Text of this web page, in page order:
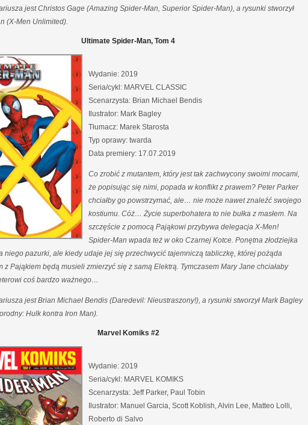
jest Christos Gage (Amazing Spider-Man, Superior Spider-Man), a rysunki stworzył
(X-Men Unlimited).
Ultimate Spider-Man, Tom 4
Wydanie: 2019
Seria/cykl: MARVEL CLASSIC
Scenarzysta: Brian Michael Bendis
Ilustrator: Mark Bagley
Tłumacz: Marek Starosta
Typ oprawy: twarda
Data premiery: 17.07.2019
Co zrobić z mutantem, który jest tak zachwycony swoimi mocami,
że popisując się nimi, popada w konflikt z prawem? Peter Parker
chciałby go powstrzymać, ale… nie może nawet znaleźć swojego
kostiumu. Cóż… Życie superbohatera to nie bułka z masłem. Na
szczęście z pomocą Pająkowi przybywa delegacja X-Men!
Spider-Man wpada też w oko Czarnej Kotce. Ponętna złodziejka
niego pazurki, ale kiedy udaje jej się przechwycić tajemniczą tabliczkę, której pożąda
z Pająkiem będą musieli zmierzyć się z samą Elektrą. Tymczasem Mary Jane chciałaby
coś bardzo ważnego…
jest Brian Michael Bendis (Daredevil: Nieustraszony!), a rysunki stworzył Mark Bagley
Hulk kontra Iron Man).
Marvel Komiks #2
Wydanie: 2019
Seria/cykl: MARVEL KOMIKS
Scenarzysta: Jeff Parker, Paul Tobin
Ilustrator: Manuel Garcia, Scott Koblish, Alvin Lee, Matteo Lolli,
Roberto di Salvo